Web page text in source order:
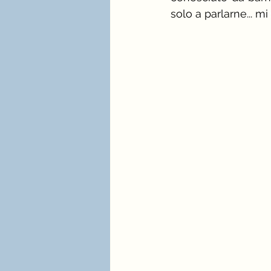
stagione e palette estate
solo a parlarne...